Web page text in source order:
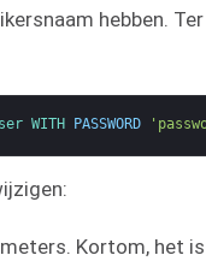
hebben.
WITH PASSWORD
Kortom, het